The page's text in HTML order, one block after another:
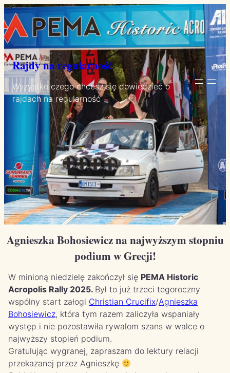
Przejdź
do
treści
Rajdy na regularność
Wszystko czego chcesz się dowiedzieć o
rajdach na regularność
Agnieszka Bohosiewicz na najwyższym stopniu
podium w Grecji!
W minioną niedzielę zakończył się PEMA Historic
Acropolis Rally 2025. Był to już trzeci tegoroczny
wspólny start załogi Christian Crucifix/Agnieszka
Bohosiewicz, która tym razem zaliczyła wspaniały
występ i nie pozostawiła rywalom szans w walce o
najwyższy stopień podium.
Gratulując wygranej, zapraszam do lektury relacji
przekazanej przez Agnieszkę